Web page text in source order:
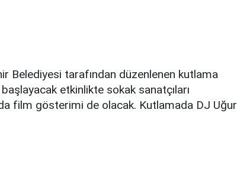
Belediyesi tarafından düzenlenen kutlama
etkinlikte sokak sanatçıları
film gösterimi de olacak. Kutlamada DJ Uğur